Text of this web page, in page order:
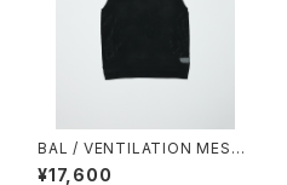
BAL / VENTILATION MESH
CREW VEST
¥17,600